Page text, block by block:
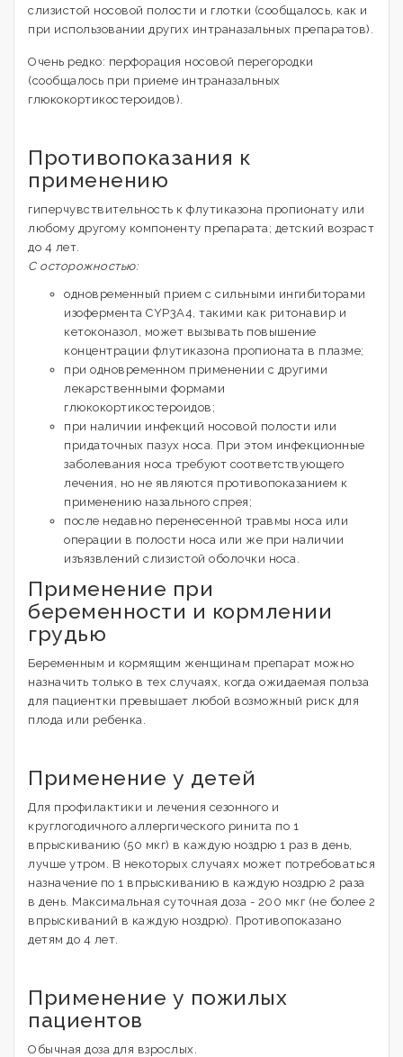
слизистой носовой полости и глотки (сообщалось, как и
при использовании других интраназальных препаратов).
Очень редко: перфорация носовой перегородки
(сообщалось при приеме интраназальных
глюкокортикостероидов).
Противопоказания к
применению
гиперчувствительность к флутиказона пропионату или
любому другому компоненту препарата; детский возраст
до 4 лет.
С осторожностью:
одновременный прием с сильными ингибиторами
изофермента CYP3A4, такими как ритонавир и
кетоконазол, может вызывать повышение
концентрации флутиказона пропионата в плазме;
при одновременном применении с другими
лекарственными формами
глюкокортикостероидов;
при наличии инфекций носовой полости или
придаточных пазух носа. При этом инфекционные
заболевания носа требуют соответствующего
лечения, но не являются противопоказанием к
применению назального спрея;
после недавно перенесенной травмы носа или
операции в полости носа или же при наличии
изъязвлений слизистой оболочки носа.
Применение при
беременности и кормлении
грудью
Беременным и кормящим женщинам препарат можно
назначить только в тех случаях, когда ожидаемая польза
для пациентки превышает любой возможный риск для
плода или ребенка.
Применение у детей
Для профилактики и лечения сезонного и
круглогодичного аллергического ринита по 1
впрыскиванию (50 мкг) в каждую ноздрю 1 раз в день,
лучше утром. В некоторых случаях может потребоваться
назначение по 1 впрыскиванию в каждую ноздрю 2 раза
в день. Максимальная суточная доза - 200 мкг (не более 2
впрыскиваний в каждую ноздрю). Противопоказано
детям до 4 лет.
Применение у пожилых
пациентов
Обычная доза для взрослых.